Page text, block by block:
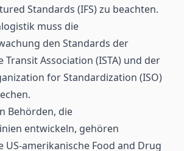
Standards (IFS) zu beachten.
muss die
den Standards der
Association (ISTA) und der
for Standardization (ISO)
Behörden, die
entwickeln, gehören
US-amerikanische Food and Drug